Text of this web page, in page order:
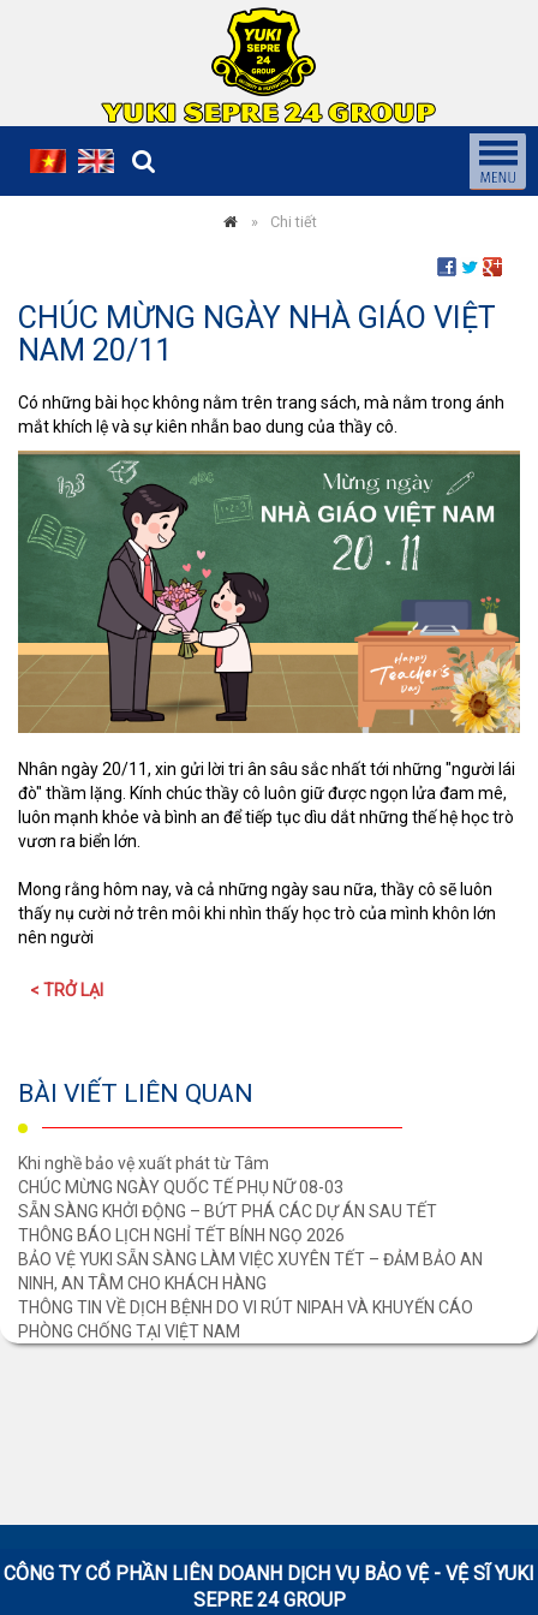
Chi tiết
CHÚC MỪNG NGÀY NHÀ GIÁO VIỆT
NAM 20/11
Có những bài học không nằm trên trang sách, mà nằm trong ánh
mắt khích lệ và sự kiên nhẫn bao dung của thầy cô.
Nhân ngày 20/11, xin gửi lời tri ân sâu sắc nhất tới những "người lái
đò" thầm lặng. Kính chúc thầy cô luôn giữ được ngọn lửa đam mê,
luôn mạnh khỏe và bình an để tiếp tục dìu dắt những thế hệ học trò
vươn ra biển lớn.
Mong rằng hôm nay, và cả những ngày sau nữa, thầy cô sẽ luôn
thấy nụ cười nở trên môi khi nhìn thấy học trò của mình khôn lớn
nên người
< TRỞ LẠI
BÀI VIẾT LIÊN QUAN
Khi nghề bảo vệ xuất phát từ Tâm
CHÚC MỪNG NGÀY QUỐC TẾ PHỤ NỮ 08-03
SẴN SÀNG KHỞI ĐỘNG – BỨT PHÁ CÁC DỰ ÁN SAU TẾT
THÔNG BÁO LỊCH NGHỈ TẾT BÍNH NGỌ 2026
BẢO VỆ YUKI SẴN SÀNG LÀM VIỆC XUYÊN TẾT – ĐẢM BẢO AN
NINH, AN TÂM CHO KHÁCH HÀNG
THÔNG TIN VỀ DỊCH BỆNH DO VI RÚT NIPAH VÀ KHUYẾN CÁO
PHÒNG CHỐNG TẠI VIỆT NAM
CÔNG TY CỔ PHẦN LIÊN DOANH DỊCH VỤ BẢO VỆ - VỆ SĨYUKI
SEPRE 24 GROUP